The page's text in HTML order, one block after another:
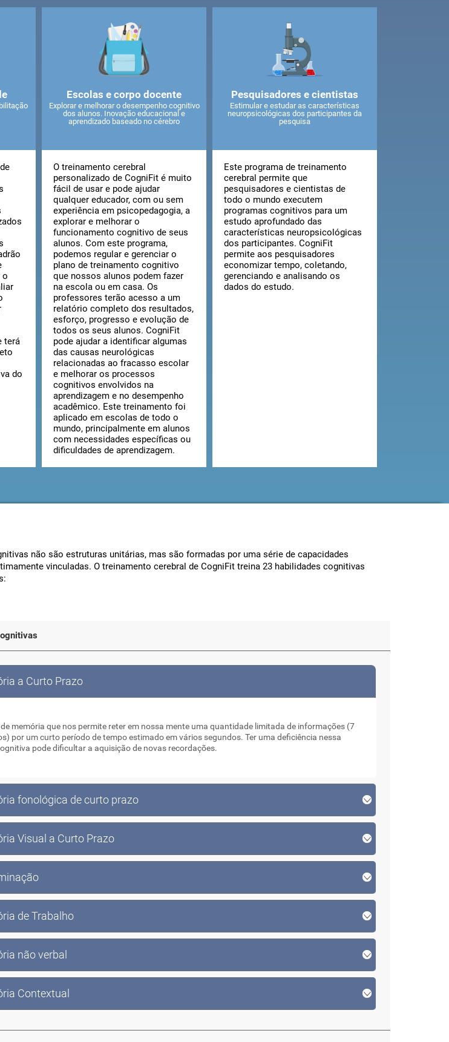
o
terá
do
Escolas e corpo docente
Explorar e melhorar o desempenho cognitivo
dos alunos. Inovação educacional e
aprendizado baseado no cérebro
O treinamento cerebral
personalizado de CogniFit é muito
fácil de usar e pode ajudar
qualquer educador, com ou sem
experiência em psicopedagogia, a
explorar e melhorar o
funcionamento cognitivo de seus
alunos. Com este programa,
podemos regular e gerenciar o
plano de treinamento cognitivo
que nossos alunos podem fazer
na escola ou em casa. Os
professores terão acesso a um
relatório completo dos resultados,
esforço, progresso e evolução de
todos os seus alunos. CogniFit
pode ajudar a identificar algumas
das causas neurológicas
relacionadas ao fracasso escolar
e melhorar os processos
cognitivos envolvidos na
aprendizagem e no desempenho
acadêmico. Este treinamento foi
aplicado em escolas de todo o
mundo, principalmente em alunos
com necessidades específicas ou
dificuldades de aprendizagem.
Pesquisadores e cientistas
Estimular e estudar as características
neuropsicológicas dos participantes da
pesquisa
Este programa de treinamento
cerebral permite que
pesquisadores e cientistas de
todo o mundo executem
programas cognitivos para um
estudo aprofundado das
características neuropsicológicas
dos participantes. CogniFit
permite aos pesquisadores
economizar tempo, coletando,
gerenciando e analisando os
dados do estudo.
não são estruturas unitárias, mas são formadas por uma série de capacidades
vinculadas. O treinamento cerebral de CogniFit treina 23 habilidades cognitivas
a Curto Prazo
memória que nos permite reter em nossa mente uma quantidade limitada de informações (7
por um curto período de tempo estimado em vários segundos. Ter uma deficiência nessa
pode dificultar a aquisição de novas recordações.
fonológica de curto prazo
Visual a Curto Prazo
de Trabalho
não verbal
Contextual